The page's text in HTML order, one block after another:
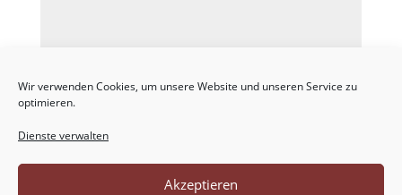
Wir verwenden Cookies, um unsere Website und unseren Service zu
optimieren.
Dienste verwalten
Akzeptieren